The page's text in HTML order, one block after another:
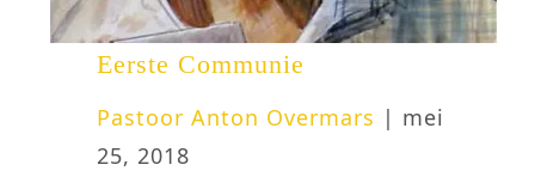
Eerste Communie
Pastoor Anton Overmars | mei
25, 2018